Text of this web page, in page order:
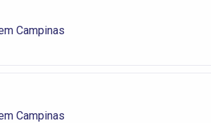
Campinas
Campinas